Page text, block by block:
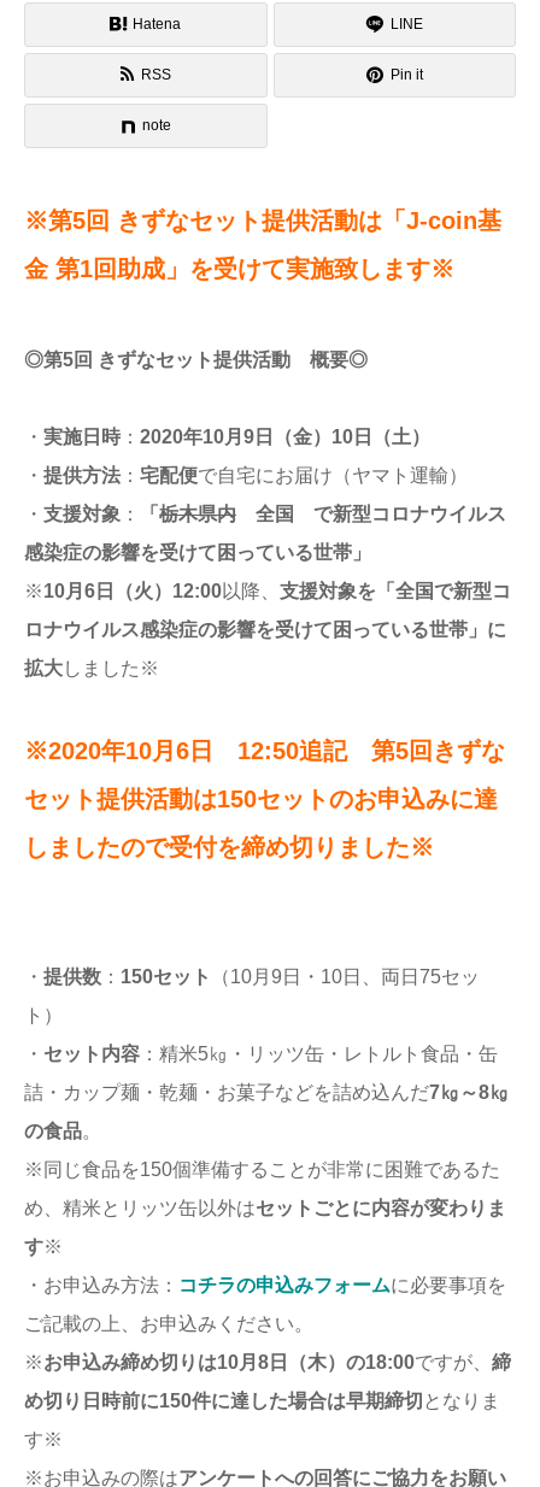
Hatena LINE
RSS Pin it
note
※第5回 きずなセット提供活動は「J-coin基
金 第1回助成」を受けて実施致します※
◎第5回 きずなセット提供活動 概要◎
・ 実施日時： 2020年10月9日（金）10日（土）
・ 提供方法 ： 宅配便で自宅にお届け（ヤマト運輸）
・ 支援対象 ： 「 栃木県内 全国 で新型コロナウイルス
感染症の影響を受けて困っている世帯」
※10月6日（火）12:00以降、 支援対象を「全国で新型コ
ロナウイルス感染症の影響を受けて困っている世帯」に
拡大しました※
※2020年10月6日 12:50追記 第5回きずな
セット提供活動は150セットのお申込みに達
しましたので受付を締め切りました※
・ 提供数 ： 150セット
（10月9日・10日、両日75セッ
ト）
・ セット内容 ：精米5㎏・リッツ缶・レトルト食品・缶
詰・カップ麺・乾麺・お菓子などを詰め込んだ7㎏～8㎏
の食品。
※同じ食品を150個準備することが非常に困難であるた
め、精米とリッツ缶以外はセットごとに内容が変わりま
す※
・お申込み方法： コチラの申込みフォームに必要事項を
ご記載の上、お申込みください。
※お申込み締め切りは10月8日（木）の18:00ですが、 締
め切り日時前に150件に達した場合は早期締切 となりま
す※
※お申込みの際はアンケートへの回答にご協力をお願い